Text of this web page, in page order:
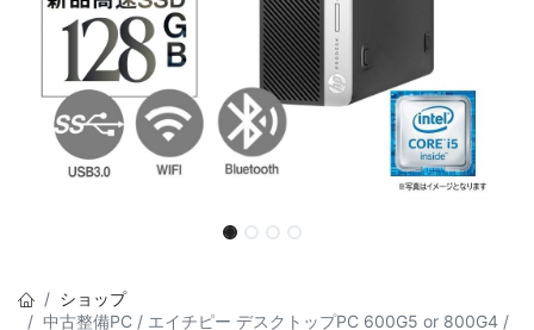
ショップ
中古整備PC / エイチピー デスクトップPC 600G5 or 800G4 /